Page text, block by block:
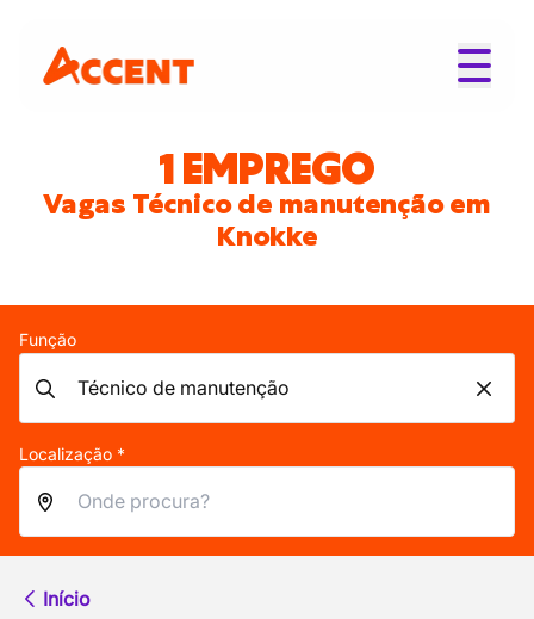
1 EMPREGO
Vagas Técnico de manutenção em
Knokke
Função
Localização *
Início